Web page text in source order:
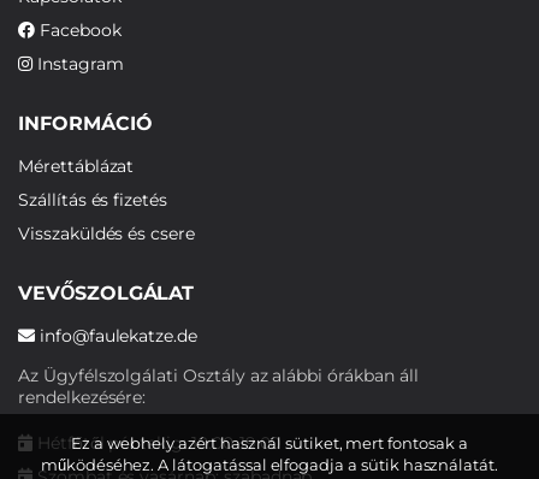
Facebook
Instagram
INFORMÁCIÓ
Mérettáblázat
Szállítás és fizetés
Visszaküldés és csere
VEVŐSZOLGÁLAT
info@faulekatze.de
Az Ügyfélszolgálati Osztály az alábbi órákban áll
rendelkezésére:
Hétfőtől péntekig: 10:00-19:00
Ez a webhely azért használ sütiket, mert fontosak a
működéséhez. A látogatással elfogadja a sütik használatát.